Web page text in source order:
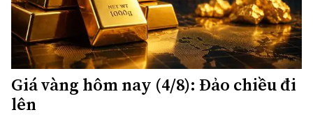
Giá vàng hôm nay (4/8): Đảo chiều đi
lên